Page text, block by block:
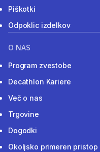
Piškotki
Odpoklic izdelkov
O NAS
Program zvestobe
Decathlon Kariere
Več o nas
Trgovine
Dogodki
Okoljsko primeren pristop